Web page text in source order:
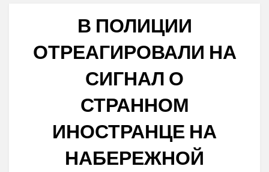
В ПОЛИЦИИ
ОТРЕАГИРОВАЛИ НА
СИГНАЛ О
СТРАННОМ
ИНОСТРАНЦЕ НА
НАБЕРЕЖНОЙ